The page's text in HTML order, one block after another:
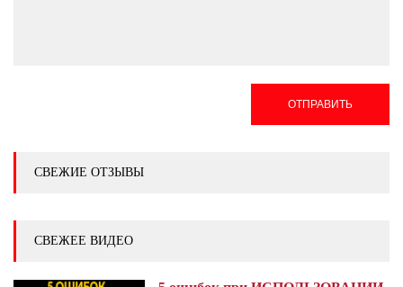
ОТПРАВИТЬ
СВЕЖИЕ ОТЗЫВЫ
СВЕЖЕЕ ВИДЕО